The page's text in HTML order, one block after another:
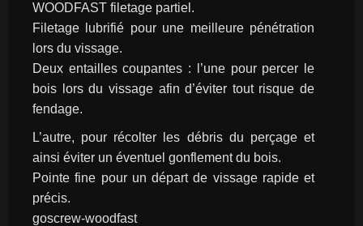
WOODFAST filetage partiel.
Filetage lubrifié pour une meilleure pénétration
lors du vissage.
Deux entailles coupantes : l’une pour percer le
bois lors du vissage afin d’éviter tout risque de
fendage.
L’autre, pour récolter les débris du perçage et
ainsi éviter un éventuel gonflement du bois.
Pointe fine pour un départ de vissage rapide et
précis.
goscrew-woodfast